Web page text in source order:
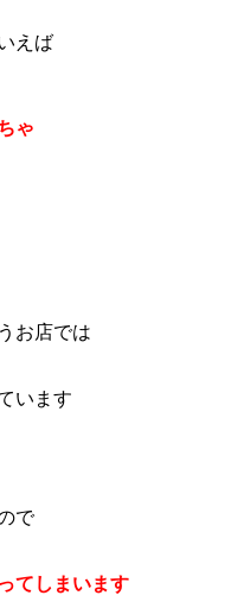
えば
ゃ
お店では
います
で
てしまいます